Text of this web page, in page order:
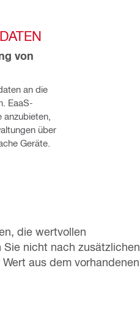
von
an die
EaaS-
über
Geräte.
die wertvollen
nicht nach zusätzlichen
aus dem vorhandenen